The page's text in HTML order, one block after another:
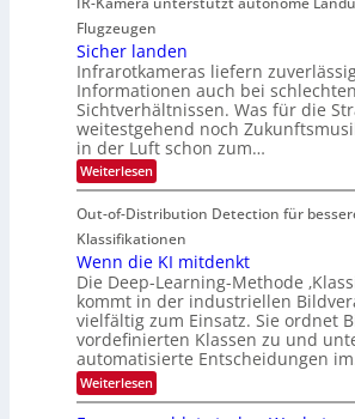
-
M
e
m
s
u
n
d
M
a
n
t
i
S
p
e
c
t
i
c
h
k
e
i
t
e
d
e
r
i
n
V
I
S
I
O
N
T
e
c
h
T
a
l
i
d
e
d
T
o
u
r
u
d
e
r
V
Flugzeugen
Sicher landen
Infrarotkameras liefern
Informationen auch bei schlechten
Sichtverhältnissen. Was für die
weitestgehend noch
in der Luft schon zum…
Weiterlesen:
S
c
h
l
a
n
d
e
n
Out-of-Distribution Detection für
Klassifikationen
Wenn die KI mitdenkt
Die Deep-Learning-Methode
kommt in der industriellen
vielfältig zum Einsatz. Sie ordnet
vordefinierten Klassen zu und
automatisierte Entscheidungen
Weiterlesen:
W